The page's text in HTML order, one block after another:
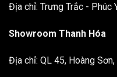
Địa chỉ: Trưng Trắc - Phúc
Showroom Thanh Hóa
Địa chỉ: QL 45, Hoàng